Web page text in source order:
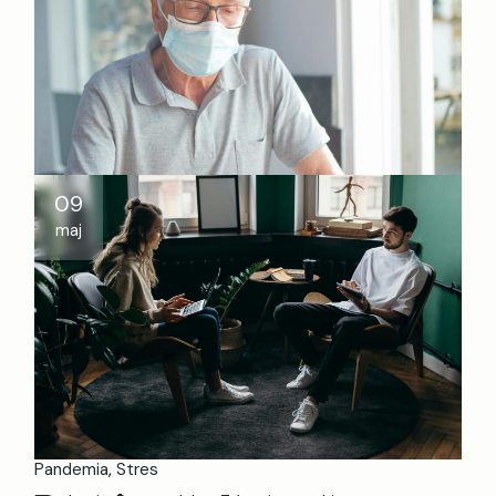
[OKIEM EKSPERTA]
24.10.2020 K. LEA JARMOŁOWICZ-TURCZYNOWICZ,
PSYCHOTERAPEUTA, SOCJOLOG, SZEFOWA OŚRODKA
CENTRUM Covidowe lęki i jesienna chandra nie są
naszymi sprzymierzeńcami. Jak im się ni
Czytaj więcej
Udostępnij
Pandemia Stres
09
maj